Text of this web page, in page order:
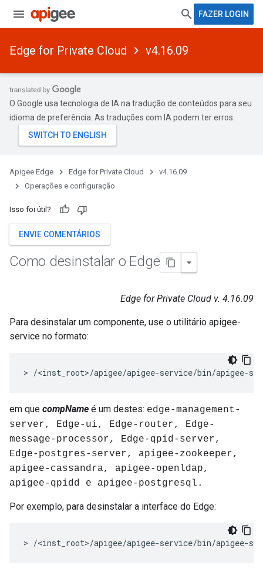
FAZER LOGIN
Edge for Private Cloud v4.16.09
O Google usa tecnologia de IA na tradução de conteúdos para seu
idioma de preferência. As traduções com IA podem ter erros.
Apigee Edge Edge for Private Cloud
v4.16.09
Operações e configuração
Isso foi útil?
ENVIE COMENTÁRIOS
Como desinstalar o Edge
Edge for Private Cloud v. 4.16.09
Para desinstalar um componente, use o utilitário apigee-
service no formato:
> /<inst_root>/apigee/apigee-service/bin/apigee-
em que compName é um destes: edge-management-
server, Edge-ui, Edge-router, Edge-
message-processor, Edge-qpid-server,
Edge-postgres-server, apigee-zookeeper,
apigee-cassandra, apigee-openldap,
apigee-qpidd e apigee-postgresql.
Por exemplo, para desinstalar a interface do Edge:
> /<inst_root>/apigee/apigee-service/bin/apigee-